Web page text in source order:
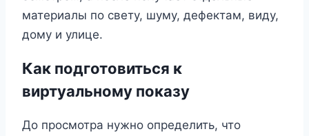
материалы по свету, шуму, дефектам, виду,
дому и улице.
Как подготовиться к
виртуальному показу
До просмотра нужно определить, что